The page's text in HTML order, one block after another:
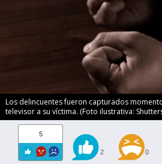
Los delincuentes fueron capturados
televisor a su víctima. (Foto ilustrativa:
5
2 0